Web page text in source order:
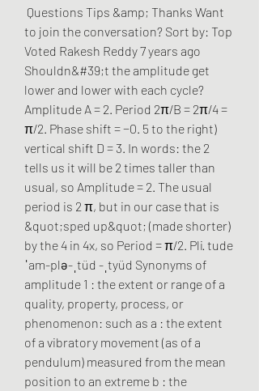
to join the conversation? Sort by: Top
Voted Rakesh Reddy 7 years ago
Shouldn&#39;t the amplitude get
lower and lower with each cycle?
Amplitude A = 2. Period 2π/B = 2π/4 =
π/2. Phase shift = −0. 5 to the right)
vertical shift D = 3. In words: the 2
tells us it will be 2 times taller than
usual, so Amplitude = 2. The usual
period is 2 π, but in our case that is
&quot;sped up&quot; (made shorter)
by the 4 in 4x, so Period = π/2. Pli· tude
ˈam-plə-ˌtüd -ˌtyüd Synonyms of
amplitude 1 : the extent or range of a
quality, property, process, or
phenomenon: such as a : the extent
of a vibratory movement (as of a
pendulum) measured from the mean
position to an extreme b : the